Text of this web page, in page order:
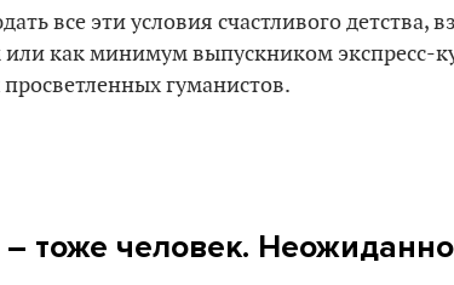
все эти условия счастливого детства,
или как минимум выпускником экспресс-
гуманистов.
тоже человек.